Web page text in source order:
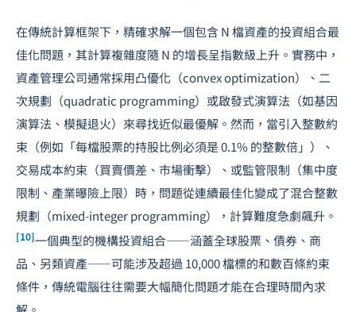
在傳統計算框架下，精確求解一個包含 N 檔資產的投資組合最
佳化問題，其計算複雜度隨 N 的增長呈指數級上升。實務中，
資產管理公司通常採用凸優化（convex optimization）、二
次規劃（quadratic programming）或啟發式演算法（如基因
演算法、模擬退火）來尋找近似最優解。然而，當引入整數約
束（例如「每檔股票的持股比例必須是 0.1% 的整數倍」）、
交易成本約束（買賣價差、市場衝擊）、或監管限制（集中度
限制、產業曝險上限）時，問題從連續最佳化變成了混合整數
規劃（mixed-integer programming），計算難度急劇飆升。
[10]一個典型的機構投資組合——涵蓋全球股票、債券、商
品、另類資產——可能涉及超過 10,000 檔標的和數百條約束
條件，傳統電腦往往需要大幅簡化問題才能在合理時間內求